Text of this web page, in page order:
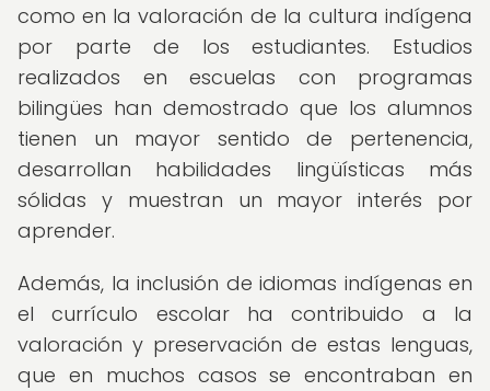
como en la valoración de la cultura indígena
por parte de los estudiantes. Estudios
realizados en escuelas con programas
bilingües han demostrado que los alumnos
tienen un mayor sentido de pertenencia,
desarrollan habilidades lingüísticas más
sólidas y muestran un mayor interés por
aprender.
Además, la inclusión de idiomas indígenas en
el currículo escolar ha contribuido a la
valoración y preservación de estas lenguas,
que en muchos casos se encontraban en